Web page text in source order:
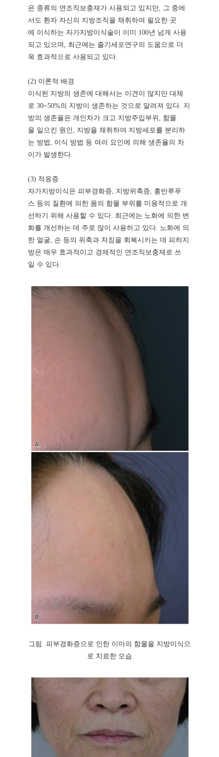
은 종류의 연조직보충재가 사용되고 있지만, 그 중에
서도 환자 자신의 지방조직을 채취하여 필요한 곳
에 이식하는 자가지방이식술이 이미 100년 넘게 사용
되고 있으며, 최근에는 줄기세포연구의 도움으로 더
욱 효과적으로 사용되고 있다.
(2) 이론적 배경
이식된 지방의 생존에 대해서는 이견이 많지만 대체
로 30~50%의 지방이 생존하는 것으로 알려져 있다. 지
방의 생존율은 개인차가 크고 지방주입부위, 함몰
을 일으킨 원인, 지방을 채취하여 지방세포를 분리하
는 방법, 이식 방법 등 여러 요인에 의해 생존율의 차
이가 발생한다.
(3) 적응증
자가지방이식은 피부경화증, 지방위축증, 홍반루푸
스 등의 질환에 의한 몸의 함몰 부위를 미용적으로 개
선하기 위해 사용할 수 있다. 최근에는 노화에 의한 변
화를 개선하는 데 주로 많이 사용하고 있다. 노화에 의
한 얼굴, 손 등의 위축과 처짐을 회복시키는 데 피하지
방은 매우 효과적이고 경제적인 연조직보충재로 쓰
일 수 있다.
그림. 피부경화증으로 인한 이마의 함몰을 지방이식으
로 치료한 모습